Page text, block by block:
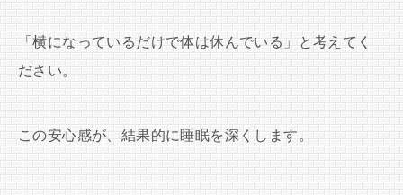
「横になっているだけで体は休んでいる」と考えてく
ださい。
この安心感が、結果的に睡眠を深くします。